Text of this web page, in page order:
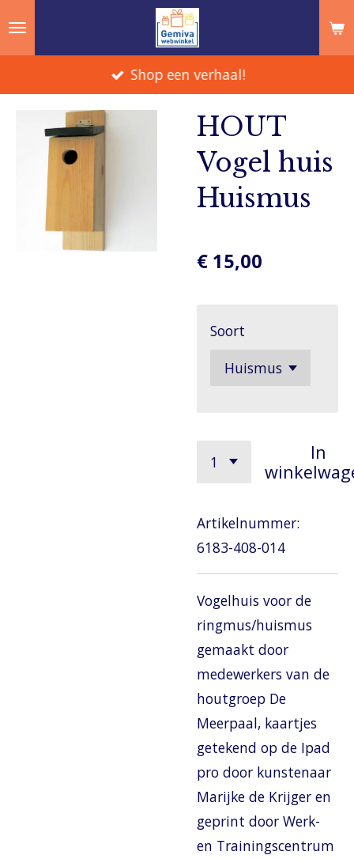
Ga
de
hoofdinhoud
Shop een verhaal!
HOUT
Vogel huis
Huismus
€ 15,00
Soort
In
Artikelnummer:
6183-408-014
Vogelhuis voor de
ringmus/huismus
gemaakt door
medewerkers van de
houtgroep De
Meerpaal, kaartjes
getekend op de Ipad
pro door kunstenaar
Marijke de Krijger en
geprint door Werk-
en Trainingscentrum